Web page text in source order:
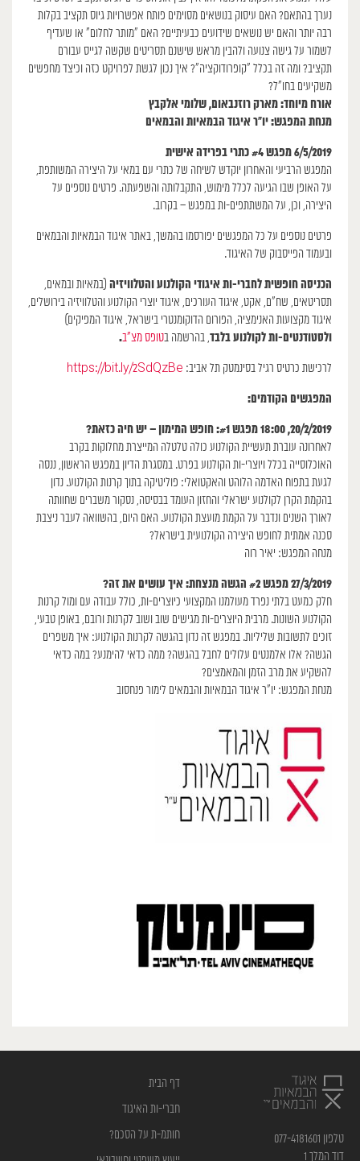
נערך בהתאם? האם עיסוק בנושאים מסוימים פותח אפשרויות גיוס תקציב בקלות
רבה יותר והאם יש נושאים שידועים כבעיתיים? האם “מותר לחלום” או שעדיף
לשמור על גישה צנועה ולהבין מראש שישנם תסריטים שקשה לגייס עבורם
תקציב? ומה זה בכלל “קופרודוקציה”? איך נכון לגשת לפרויקט כזה וכיצד מחפשים
משקיעים בחו”ל?
אורח מיוחד: מארק רוזנבאום, שלומי אלקבץ
מנחת המפגש: יו”ר איגוד הבמאיות והבמאים
6/5/2019 מפגש #4 כתרי בפרידה אישית
המפגש הרביעי והאחרון יוקדש לשיחה של כתרי עם במאי על היצירה המשותפת,
על האופן שבו הגיעה לכלל מימוש, התקבלותה והשפעתה. פרטים נוספים על
היצירה, וכן, על המשתתפים-ות במפגש – בקרוב.
פרטים נוספים על כל המפגשים יפורסמו בהמשך, באתר איגוד הבמאיות והבמאים
ובעמוד הפייסבוק של האיגוד.
הכניסה חופשית לחברי-ות איגודי הקולנוע והטלוויזיה (במאיות ובמאים,
תסריטאים, שח”ם, אקט, איגוד העורכים, איגוד יוצרי הקולנוע והטלוויזיה בירושלים,
איגוד מקצועות האנימציה, הפורום הדוקומנטרי בישראל, איגוד המפיקים)
ולסטודנטים-ות לקולנוע בלבד, בהרשמה בטופס מצ”ב.
לרכישת כרטיס רגיל בסינמטק תל אביב: https://bit.ly/2SdQzBe
המפגשים הקודמים:
20/2/2019, 18:00 מפגש #1: חופש המימון – יש חיה כזאת?
לאחרונה עוברת תעשיית הקולנוע כולה טלטלה המייצרת מחלוקות בקרב
האוכלוסייה בכלל ויוצרי-ות הקולנוע בפרט. במסגרת הדיון במפגש הראשון, ננסה
לגעת בתפוח האדמה הלוהט והאקטואלי: פוליטיקה בתוך קרנות הקולנוע. נדון
בהקמת הקרן לקולנוע ישראלי והחזון העומד בבסיסה, נסקור משברים שחוותה
לאורך השנים ונדבר על הקמת מועצת הקולנוע. האם היום, בהשוואה לעבר ניצבת
סכנה אמתית לחופש היצירה הקולנועית בישראל?
מנחה המפגש: יאיר רוה
27/3/2019 מפגש #2 הגשה מנצחת: איך עושים את זה?
חלק כמעט בלתי נפרד מעולמנו המקצועי כיוצרים-ות, כולל עבודה עם ומול קרנות
הקולנוע השונות. מרבית היוצרים-ות מגישים שוב ושוב לקרנות ורובם, באופן טבעי,
זוכים לתשובות שליליות. במפגש זה נדון בהגשה לקרנות הקולנוע: איך משפרים
הגשה? אלו אלמנטים עלולים לחבל בהגשה? ממה כדאי להימנע? במה כדאי
להשקיע את מרב הזמן והמאמצים?
מנחת המפגש: יו”ר איגוד הבמאיות והבמאים לימור פנחסוב
טלפון 077-4181601
דוד המלך 1
דף הבית
חברי-ות האיגוד
חותמ-ת על הסכם?